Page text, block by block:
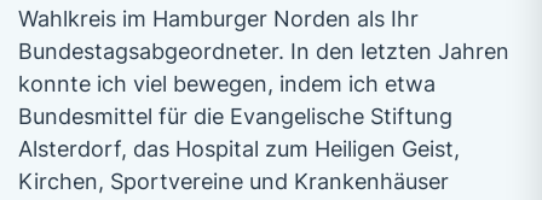
Wahlkreis im Hamburger Norden als Ihr
Bundestagsabgeordneter. In den letzten Jahren
konnte ich viel bewegen, indem ich etwa
Bundesmittel für die Evangelische Stiftung
Alsterdorf, das Hospital zum Heiligen Geist,
Kirchen, Sportvereine und Krankenhäuser